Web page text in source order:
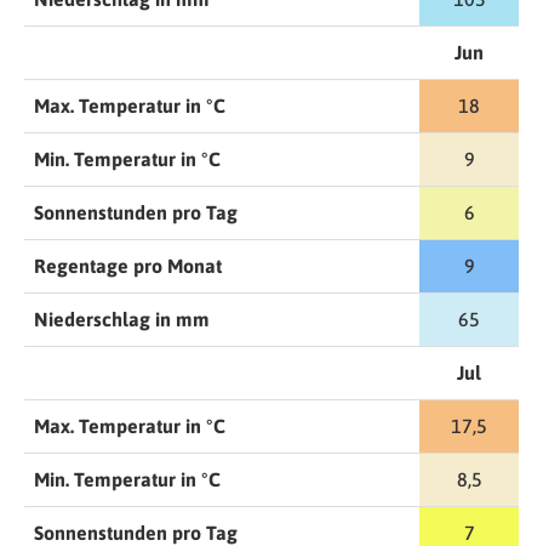
Jun
Max. Temperatur in °C 18
Min. Temperatur in °C 9
Sonnenstunden pro Tag 6
Regentage pro Monat 9
Niederschlag in mm 65
Jul
Max. Temperatur in °C 17,5
Min. Temperatur in °C 8,5
Sonnenstunden pro Tag 7